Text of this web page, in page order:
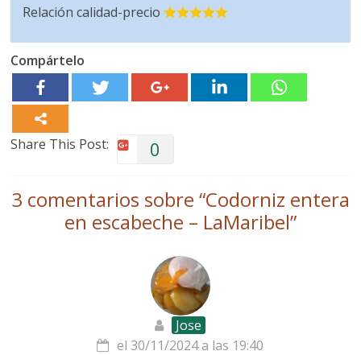
Relación calidad-precio
Compártelo
Share This Post: 0
3 comentarios sobre “Codorniz entera
en escabeche – LaMaribel”
Jose
el 30/11/2024 a las 19:40